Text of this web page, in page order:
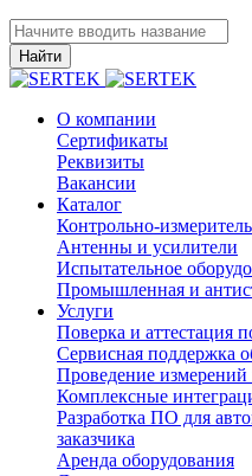
Найти
О компании
Сертификаты
Реквизиты
Вакансии
Каталог
Контрольно-
Антенны и усилители
Испытательное
Промышленная и
Услуги
Поверка и аттестация
Сервисная поддержка
Проведение измерений
Комплексные
Разработка ПО для
заказчика
Аренда оборудования